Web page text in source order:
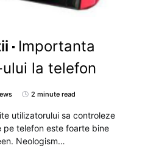
Importanta
la telefon
2 minute read
utilizatorului sa controleze
pe telefon este foarte bine
Neologism…